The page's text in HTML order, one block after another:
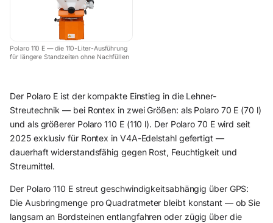
Polaro 110 E — die 110-Liter-Ausführung
für längere Standzeiten ohne Nachfüllen
Der Polaro E ist der kompakte Einstieg in die Lehner-
Streutechnik — bei Rontex in zwei Größen: als Polaro 70 E (70 l)
und als größerer Polaro 110 E (110 l). Der Polaro 70 E wird seit
2025 exklusiv für Rontex in V4A-Edelstahl gefertigt —
dauerhaft widerstandsfähig gegen Rost, Feuchtigkeit und
Streumittel.
Der Polaro 110 E streut geschwindigkeitsabhängig über GPS:
Die Ausbringmenge pro Quadratmeter bleibt konstant — ob Sie
langsam an Bordsteinen entlangfahren oder zügig über die